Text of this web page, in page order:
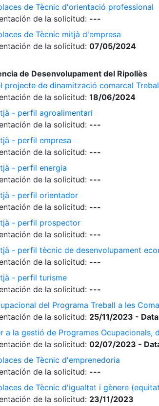
de Tècnic d'orientació professional
de la solicitud: ---
de Tècnic mitjà d'empresa
de la solicitud: 07/05/2024
de Desenvolupament del Ripollès
projecte de dinamització comarcal
de la solicitud: 18/06/2024
- perfil agroalimentari
de la solicitud: ---
- perfil empresa
de la solicitud: ---
- perfil energia
de la solicitud: ---
- perfil orientador
de la solicitud: ---
- perfil prospector
de la solicitud: ---
- perfil tècnic de desenvolupament
de la solicitud: ---
- perfil turisme
de la solicitud: ---
del Programa Treball a les
de la solicitud: 25/11/2023 -
a la gestió de Programes Ocupacionals,
de la solicitud: 02/07/2023 -
de Tècnic d'emprenedoria
de la solicitud: ---
de Tècnic d'igualtat i gènere
de la solicitud: 23/11/2023